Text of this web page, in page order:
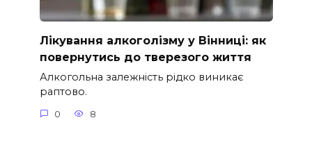
Лікування алкоголізму у Вінниці: як
повернутись до тверезого життя
Алкогольна залежність рідко виникає
раптово.
0 8